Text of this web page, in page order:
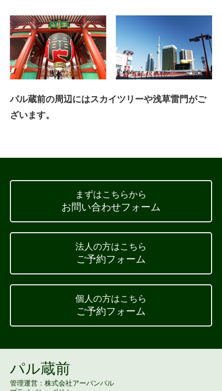
パル蔵前の周辺にはスカイツリーや浅草雷門がご
ざいます。
まずはこちらから
お問い合わせフォーム
法人の方はこちら
ご予約フォーム
個人の方はこちら
ご予約フォーム
パル蔵前
管理運営：株式会社アーバンパル